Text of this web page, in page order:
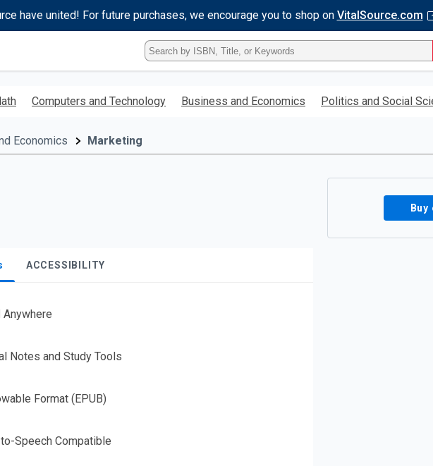
have united! For future purchases, we encourage you to shop on VitalSource.com
Type
ISBN,
Title,
Keyword
Computers and Technology Business and Economics Politics and Social
Economics Marketing
ACCESSIBILITY
Anywhere
Notes and Study Tools
Format (EPUB)
Speech Compatible